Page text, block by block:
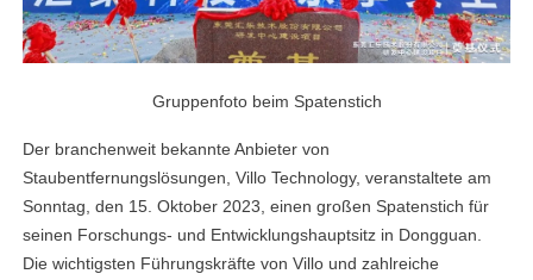
Gruppenfoto beim Spatenstich
Der branchenweit bekannte Anbieter von
Staubentfernungslösungen, Villo Technology, veranstaltete am
Sonntag, den 15. Oktober 2023, einen großen Spatenstich für
seinen Forschungs- und Entwicklungshauptsitz in Dongguan.
Die wichtigsten Führungskräfte von Villo und zahlreiche